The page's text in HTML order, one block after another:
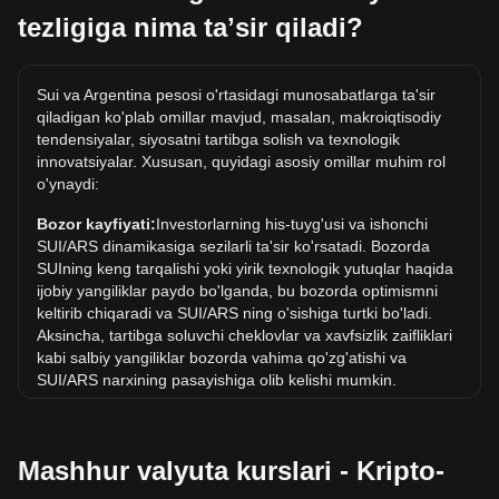
ham kiritdik. Masalan, 5 ARS 0.004962 SUI ga teng, 5 SUI
esa 5,038.38ARS atrofida turadi.
ARS dagi 1 SUI ning eng yuqori narxi ARS$8,022.35. 1
SUI/ARS qiymati joriy eng yuqori ko'rsatkichdan oshib
ketishini ko'rish kerak.
ARS da narx dinamikasi qanday?
Oxirgi 7 kun ichida Sui (SUI) kursi 1.67% ga tushdi. Oxirgi
oyda Sui (SUI) ayirboshlash kursi Argentina pesosi (ARS) ga
nisbatan 3.70% ga tushdi.
tezligiga nima taʼsir qiladi?
Sui va Argentina pesosi o'rtasidagi munosabatlarga ta'sir
qiladigan ko'plab omillar mavjud, masalan, makroiqtisodiy
tendensiyalar, siyosatni tartibga solish va texnologik
innovatsiyalar. Xususan, quyidagi asosiy omillar muhim rol
o'ynaydi:
Bozor kayfiyati:Investorlarning his-tuyg'usi va ishonchi
SUI/ARS dinamikasiga sezilarli ta'sir ko'rsatadi. Bozorda
SUIning keng tarqalishi yoki yirik texnologik yutuqlar haqida
ijobiy yangiliklar paydo bo'lganda, bu bozorda optimismni
keltirib chiqaradi va SUI/ARS ning o'sishiga turtki bo'ladi.
Aksincha, tartibga soluvchi cheklovlar va xavfsizlik zaifliklari
kabi salbiy yangiliklar bozorda vahima qo'zg'atishi va
SUI/ARS narxining pasayishiga olib kelishi mumkin.
bu esa o'z navbatida AQSh dollari kabi an'anaviy
valyutalarga nisbatan ularning qiymatini belgilaydi. Aniq va
Mashhur valyuta kurslari - Kripto-